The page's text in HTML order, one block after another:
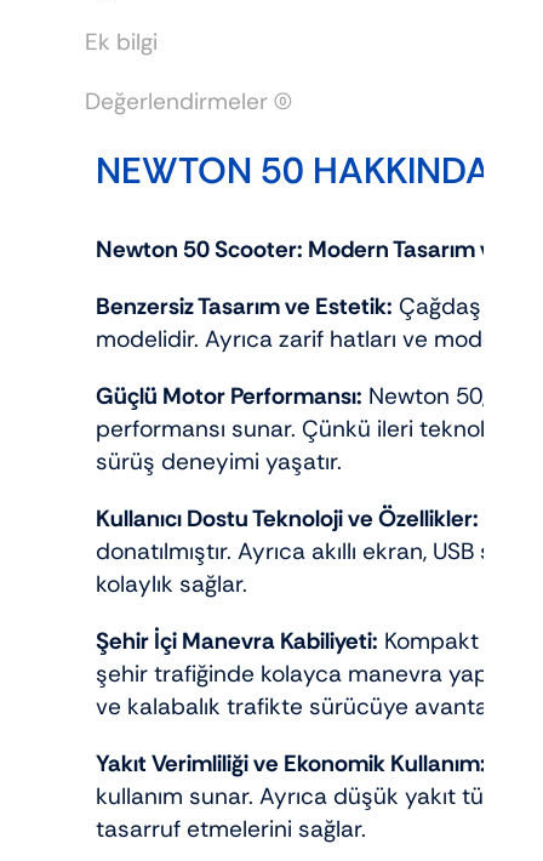
Ek bilgi
Değerlendirmeler (0)
NEWTON 50 HAKKINDA
Newton 50 Scooter: Modern Tasarım ve
Benzersiz Tasarım ve Estetik: Çağdaş ve
modelidir. Ayrıca zarif hatları ve modern
Güçlü Motor Performansı: Newton 50,
performansı sunar. Çünkü ileri
sürüş deneyimi yaşatır.
Kullanıcı Dostu Teknoloji ve Özellikler:
donatılmıştır. Ayrıca akıllı ekran, USB
kolaylık sağlar.
Şehir İçi Manevra Kabiliyeti: Kompakt
şehir trafiğinde kolayca manevra
ve kalabalık trafikte sürücüye avantaj
Yakıt Verimliliği ve Ekonomik Kullanım:
kullanım sunar. Ayrıca düşük yakıt
tasarruf etmelerini sağlar.